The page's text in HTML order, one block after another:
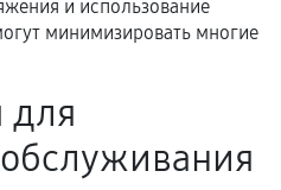
оформление
сроки и
отдельно и
и использование
минимизировать многие
для